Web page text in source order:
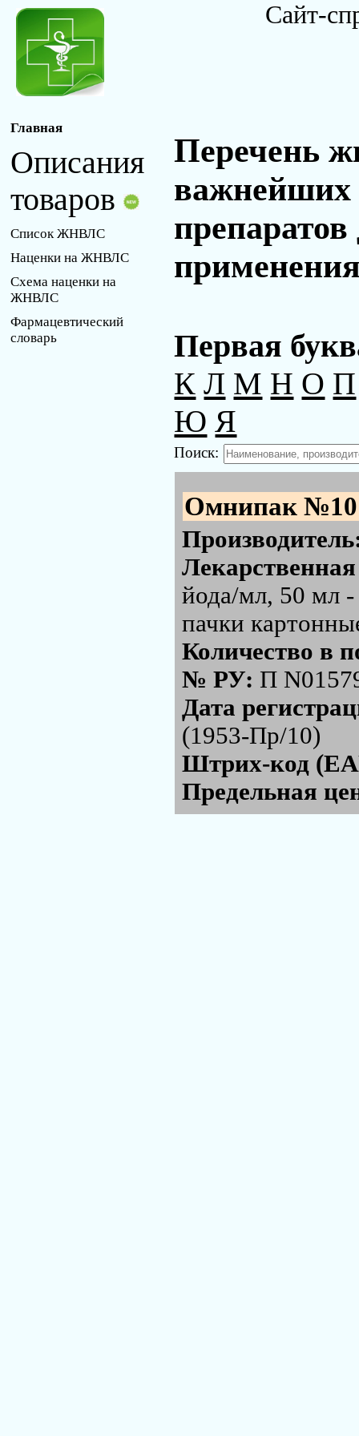
Сайт-
Главная
Описания
товаров
Список ЖНВЛС
Наценки на ЖНВЛС
Схема наценки на
ЖНВЛС
Фармацевтический
словарь
Перечень
важнейших
Первая
К Л М Н О П
Ю Я
Поиск:
Омнипак
йода/мл, 50 мл
пачки
Количество в
№ РУ: П
Дата
(1953-Пр/10)
Штрих-код
Предельная